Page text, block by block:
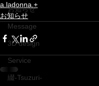
お知らせ
Message
3D design
Service
綴-Tsuzuri-
a.ladonna.+
お知らせ